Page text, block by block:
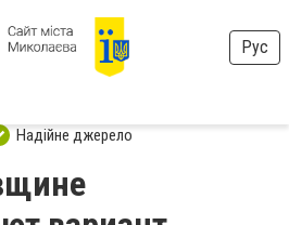
Рус
Надійне джерело